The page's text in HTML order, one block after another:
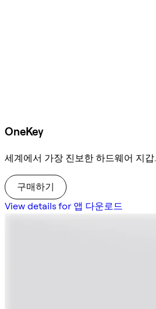
OneKey
세계에서 가장 진보한 하드웨어 지갑.
구매하기
View details for 앱 다운로드